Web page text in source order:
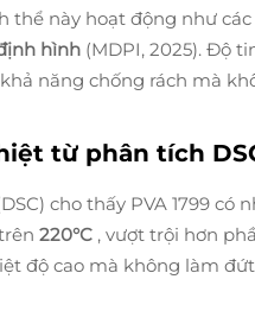
thể này hoạt động như
hình (MDPI, 2025). Độ
năng chống rách mà
từ phân tích
cho thấy PVA 1799 có
220°C , vượt trội hơn
độ cao mà không làm